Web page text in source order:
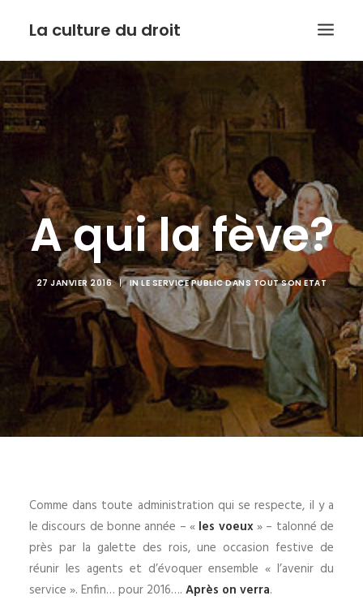
La culture du droit
EDITO
DROIT ET CULTURE
LES INTERVIEWS D’ARMIDE
LE SERVICE PUBLIC DANS TOUT SON ETAT
CONTACT
RECHERCHE
A qui la fève?
27 JANVIER 2016 | INLE SERVICE PUBLIC DANS TOUT SON ETAT
Comme dans toute administration qui se respecte, il y a
le discours de bonne année – « les voeux» – talonné de
près par la galette des rois, une occasion festive de
réunir les agents et d’évoquer ensemble « l’avenir du
service ». Enfin… pour 2016…. Après on verra.